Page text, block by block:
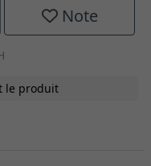
Note
le produit